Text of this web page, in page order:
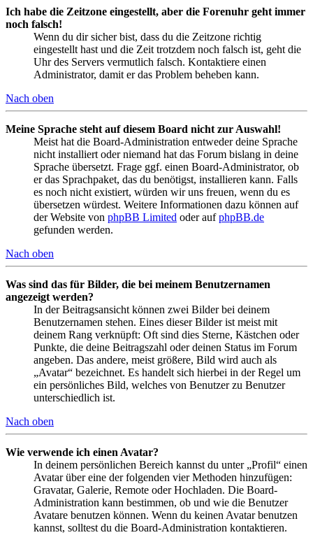
Ich habe die Zeitzone eingestellt, aber die Forenuhr geht immer
noch falsch!
Wenn du dir sicher bist, dass du die Zeitzone richtig
eingestellt hast und die Zeit trotzdem noch falsch ist, geht die
Uhr des Servers vermutlich falsch. Kontaktiere einen
Administrator, damit er das Problem beheben kann.
Nach oben
Meine Sprache steht auf diesem Board nicht zur Auswahl!
Meist hat die Board-Administration entweder deine Sprache
nicht installiert oder niemand hat das Forum bislang in deine
Sprache übersetzt. Frage ggf. einen Board-Administrator, ob
er das Sprachpaket, das du benötigst, installieren kann. Falls
es noch nicht existiert, würden wir uns freuen, wenn du es
übersetzen würdest. Weitere Informationen dazu können auf
der Website von phpBB Limited oder aufphpBB.de
gefunden werden.
Nach oben
Was sind das für Bilder, die bei meinem Benutzernamen
angezeigt werden?
In der Beitragsansicht können zwei Bilder bei deinem
Benutzernamen stehen. Eines dieser Bilder ist meist mit
deinem Rang verknüpft: Oft sind dies Sterne, Kästchen oder
Punkte, die deine Beitragszahl oder deinen Status im Forum
angeben. Das andere, meist größere, Bild wird auch als
„Avatar“ bezeichnet. Es handelt sich hierbei in der Regel um
ein persönliches Bild, welches von Benutzer zu Benutzer
unterschiedlich ist.
Nach oben
Wie verwende ich einen Avatar?
In deinem persönlichen Bereich kannst du unter „Profil“ einen
Avatar über eine der folgenden vier Methoden hinzufügen:
Gravatar, Galerie, Remote oder Hochladen. Die Board-
Administration kann bestimmen, ob und wie die Benutzer
Avatare benutzen können. Wenn du keinen Avatar benutzen
kannst, solltest du die Board-Administration kontaktieren.